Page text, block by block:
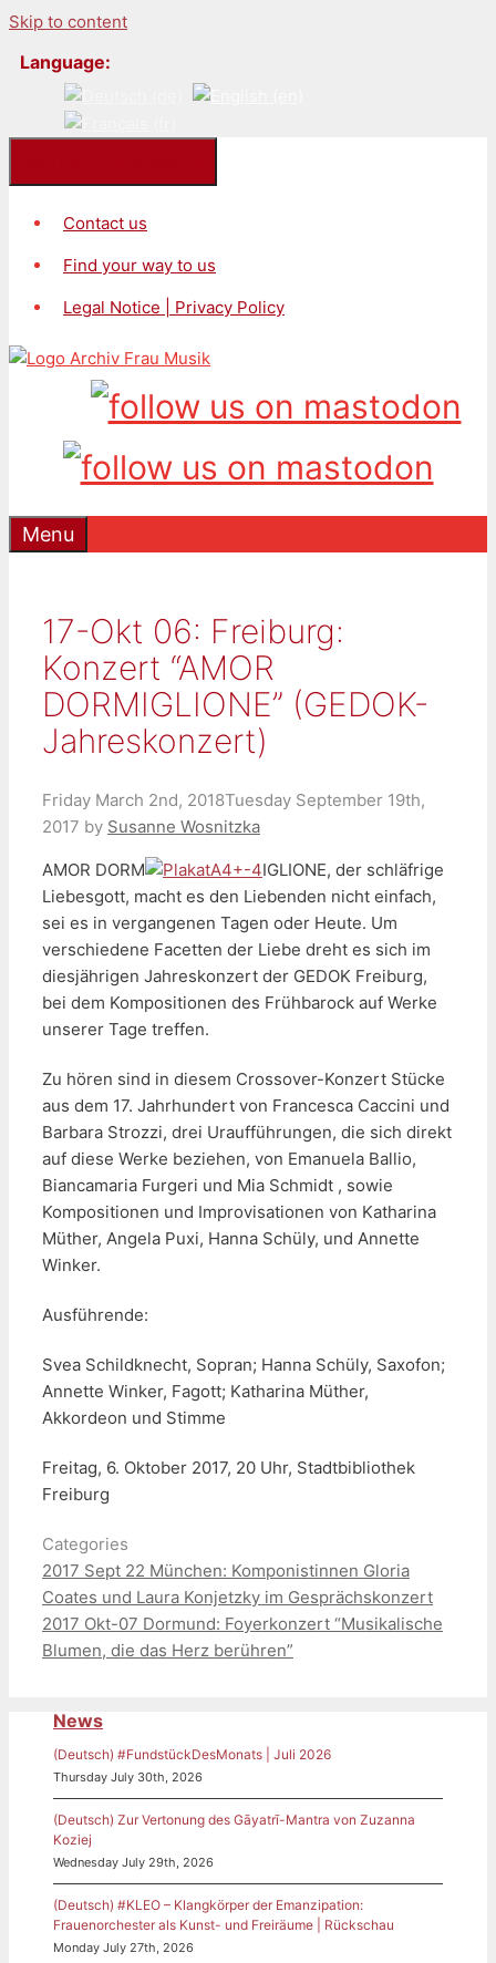
Skip to content
Language:
Contact us
Find your way to us
Legal Notice | Privacy Policy
Menu
17-Okt 06: Freiburg:
Konzert “AMOR
DORMIGLIONE” (GEDOK-
Jahreskonzert)
Friday March 2nd, 2018Tuesday September 19th,
2017 by Susanne Wosnitzka
AMOR DORM
IGLIONE, der schläfrige
Liebesgott, macht es den Liebenden nicht einfach,
sei es in vergangenen Tagen oder Heute. Um
verschiedene Facetten der Liebe dreht es sich im
diesjährigen Jahreskonzert der GEDOK Freiburg,
bei dem Kompositionen des Frühbarock auf Werke
unserer Tage treffen.
Zu hören sind in diesem Crossover-Konzert Stücke
aus dem 17. Jahrhundert von Francesca Caccini und
Barbara Strozzi, drei Uraufführungen, die sich direkt
auf diese Werke beziehen, von Emanuela Ballio,
Biancamaria Furgeri und Mia Schmidt , sowie
Kompositionen und Improvisationen von Katharina
Müther, Angela Puxi, Hanna Schüly, und Annette
Winker.
Ausführende:
Svea Schildknecht, Sopran; Hanna Schüly, Saxofon;
Annette Winker, Fagott; Katharina Müther,
Akkordeon und Stimme
Freitag, 6. Oktober 2017, 20 Uhr, Stadtbibliothek
Freiburg
Categories
2017 Sept 22 München: Komponistinnen Gloria
Coates und Laura Konjetzky im Gesprächskonzert
2017 Okt-07 Dormund: Foyerkonzert “Musikalische
Blumen, die das Herz berühren”
News
(Deutsch) #FundstückDesMonats | Juli 2026
Thursday July 30th, 2026
(Deutsch) Zur Vertonung des Gāyatrī-Mantra von Zuzanna
Koziej
Wednesday July 29th, 2026
(Deutsch) #KLEO – Klangkörper der Emanzipation:
Frauenorchester als Kunst- und Freiräume | Rückschau
Monday July 27th, 2026